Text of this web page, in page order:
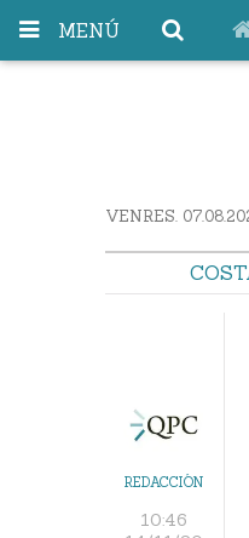
MENÚ
VENRES.
REDACCIÓN
10:46